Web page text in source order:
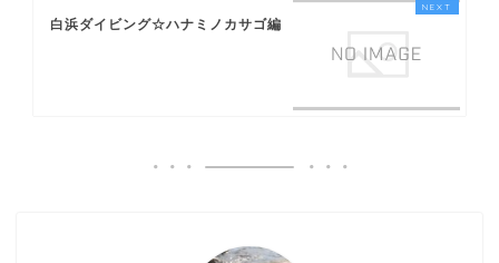
白浜ダイビング☆ハナミノカサゴ編